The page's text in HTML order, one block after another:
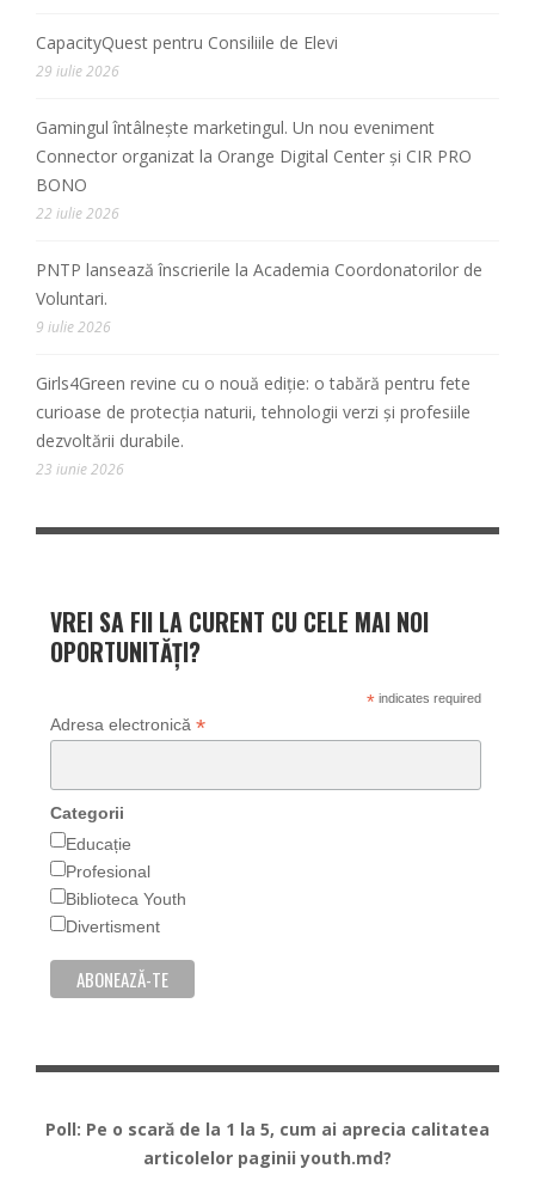
CapacityQuest pentru Consiliile de Elevi
29 iulie 2026
Gamingul întâlnește marketingul. Un nou eveniment
Connector organizat la Orange Digital Center și CIR PRO
BONO
22 iulie 2026
PNTP lansează înscrierile la Academia Coordonatorilor de
Voluntari.
9 iulie 2026
Girls4Green revine cu o nouă ediție: o tabără pentru fete
curioase de protecția naturii, tehnologii verzi și profesiile
dezvoltării durabile.
23 iunie 2026
VREI SA FII LA CURENT CU CELE MAI NOI
OPORTUNITĂȚI?
*indicates required
Adresa electronică *
Categorii
Educație
Profesional
Biblioteca Youth
Divertisment
Poll: Pe o scară de la 1 la 5, cum ai aprecia calitatea
articolelor paginii youth.md?